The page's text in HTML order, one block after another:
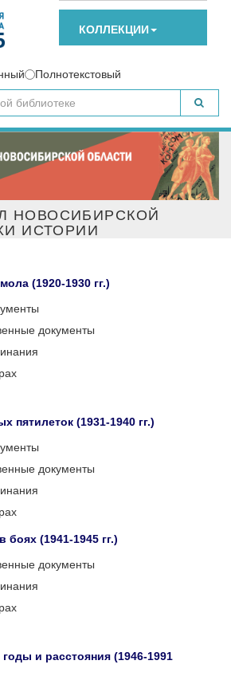
КОЛЛЕКЦИИ
Полнотекстовый
НОВОСИБИРСКОЙ
ИСТОРИИ
(1920-1930 гг.)
документы
пятилеток (1931-1940 гг.)
документы
(1941-1945 гг.)
документы
и расстояния (1946-1991